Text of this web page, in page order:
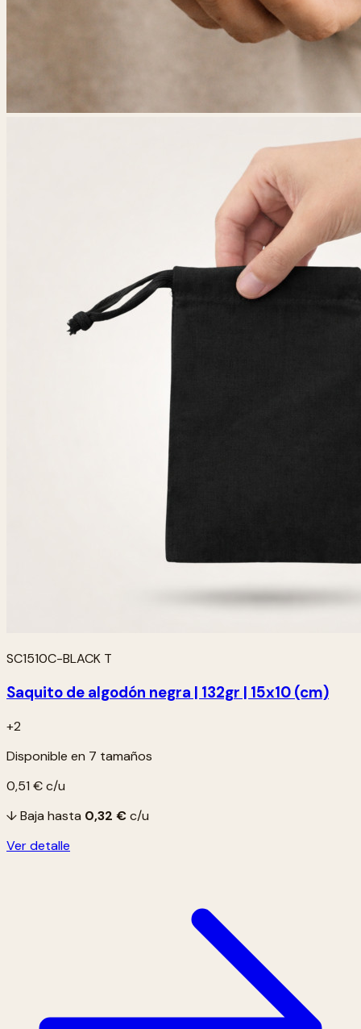
SC1510C-BLACK T
Saquito de algodón negra | 132gr | 15x10 (cm)
+2
Disponible en 7 tamaños
0,51 €c/u
↓ Baja hasta 0,32 €c/u
Ver detalle